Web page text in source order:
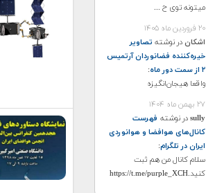
میتونه توی ح ...
۲۰ فروردین ماه ۱۴۰۵
اشکاندر نوشته تصاویر
خیره‌کننده فضانوردان آرتمیس
۲ از سمت دور ماه
:
واقعا هیجان‌انگیزه
۲۷ بهمن ماه ۱۴۰۴
sullyدر نوشته فهرست
کانال‌های هوافضا و هوانوردی
ایران در تلگرام:
سلام کانال من هم ثبت
کنید.https://t.me/purple_XCH